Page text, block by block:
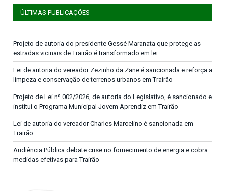
ÚLTIMAS PUBLICAÇÕES
Projeto de autoria do presidente Gessé Maranata que protege as
estradas vicinais de Trairão é transformado em lei
Lei de autoria do vereador Zezinho da Zane é sancionada e reforça a
limpeza e conservação de terrenos urbanos em Trairão
Projeto de Lei nº 002/2026, de autoria do Legislativo, é sancionado e
institui o Programa Municipal Jovem Aprendiz em Trairão
Lei de autoria do vereador Charles Marcelino é sancionada em
Trairão
Audiência Pública debate crise no fornecimento de energia e cobra
medidas efetivas para Trairão